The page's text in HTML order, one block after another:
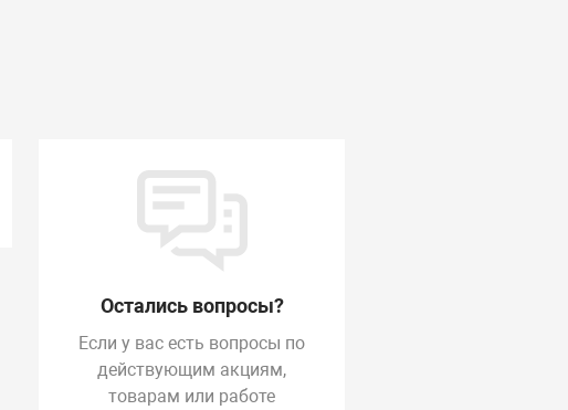
Остались вопросы?
Если у вас есть вопросы по
действующим акциям,
товарам или работе